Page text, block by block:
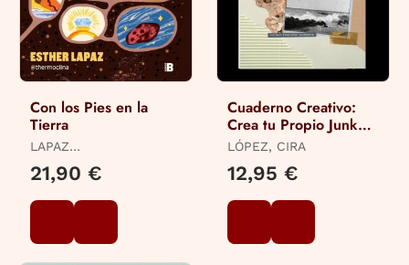
Con los Pies en la
Tierra
LAPAZ
ESTHER
21,90 €
Cuaderno Creativo:
Crea tu Propio Junk
Journal
LÓPEZ, CIRA
12,95 €